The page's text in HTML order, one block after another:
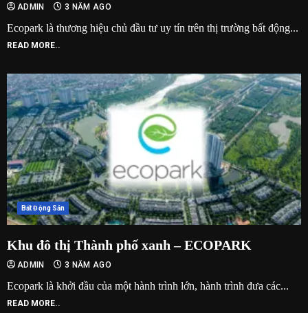
ADMIN 3 NĂM AGO
Ecopark là thương hiệu chủ đầu tư uy tín trên thị trường bất động...
READ MORE..
Bất Động Sản
Khu đô thị Thành phố xanh – ECOPARK
ADMIN 3 NĂM AGO
Ecopark là khởi đầu của một hành trình lớn, hành trình đưa các...
READ MORE..